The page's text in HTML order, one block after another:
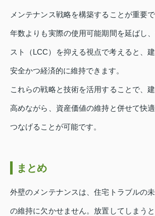
メンテナンス戦略を構築することが重要
年数よりも実際の使用可能期間を延ばし
スト（LCC）を抑える視点で考えると、
安全かつ経済的に維持できます。
これらの戦略と技術を活用することで、
高めながら、資産価値の維持と併せて快
つなげることが可能です。
まとめ
外壁のメンテナンスは、住宅トラブルの
の維持に欠かせません。放置してしまう